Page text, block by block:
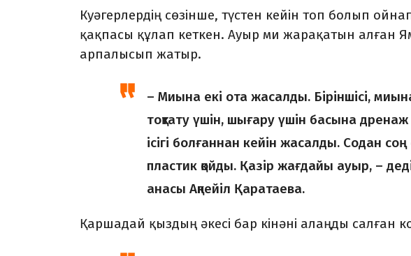
Куәгерлердің сөзінше, түстен кейін топ болып
қақпасы құлап кеткен. Ауыр ми жарақатын алған
арпалысып жатыр.
– Миына екі ота жасалды. Біріншісі,
тоқтату үшін, шығару үшін басына
ісігі болғаннан кейін жасалды. Содан
пластик қойды. Қазір жағдайы ауыр, –
анасы Ақпейіл Қаратаева.
Қаршадай қыздың әкесі бар кінәні алаңды салған